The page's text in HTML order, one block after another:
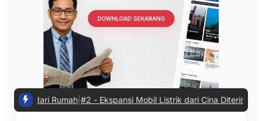
Rumah #2 -Ekspansi Mobil Listrik dari Cina Diterima Pasar